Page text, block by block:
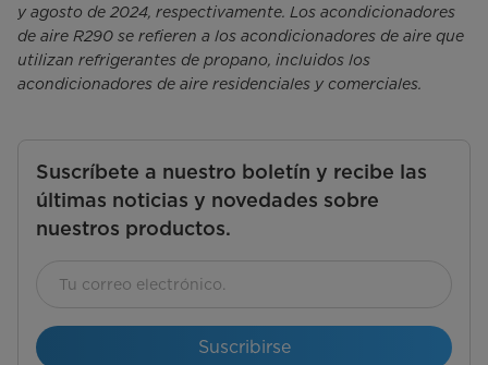
y agosto de 2024, respectivamente. Los acondicionadores
de aire R290 se refieren a los acondicionadores de aire que
utilizan refrigerantes de propano, incluidos los
acondicionadores de aire residenciales y comerciales.
Suscríbete a nuestro boletín y recibe las
últimas noticias y novedades sobre
nuestros productos.
Suscribirse